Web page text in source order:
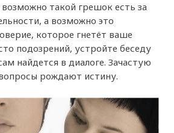
такой грешок есть за
а возможно это
которое гнетёт ваше
подозрений, устройте беседу
найдется в диалоге. Зачастую
рождают истину.